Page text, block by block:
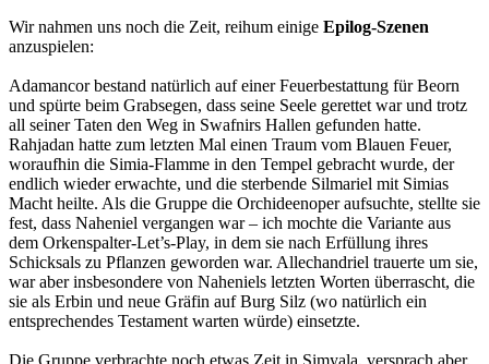
Wir nahmen uns noch die Zeit, reihum einige Epilog-Szenen
anzuspielen:
Adamancor bestand natürlich auf einer Feuerbestattung für Beorn
und spürte beim Grabsegen, dass seine Seele gerettet war und trotz
all seiner Taten den Weg in Swafnirs Hallen gefunden hatte.
Rahjadan hatte zum letzten Mal einen Traum vom Blauen Feuer,
woraufhin die Simia-Flamme in den Tempel gebracht wurde, der
endlich wieder erwachte, und die sterbende Silmariel mit Simias
Macht heilte. Als die Gruppe die Orchideenoper aufsuchte, stellte sie
fest, dass Naheniel vergangen war – ich mochte die Variante aus
dem Orkenspalter-Let’s-Play, in dem sie nach Erfüllung ihres
Schicksals zu Pflanzen geworden war. Allechandriel trauerte um sie,
war aber insbesondere von Naheniels letzten Worten überrascht, die
sie als Erbin und neue Gräfin auf Burg Silz (wo natürlich ein
entsprechendes Testament warten würde) einsetzte.
Die Gruppe verbrachte noch etwas Zeit in Simyala, versprach aber,